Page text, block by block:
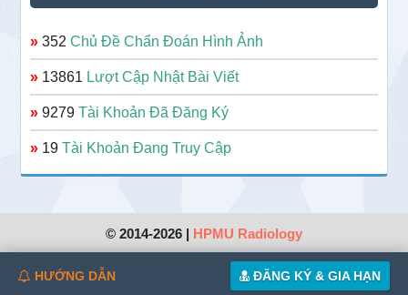
» 352Chủ Đề Chẩn Đoán Hình Ảnh
» 13861 Lượt Cập Nhật Bài Viết
» 9279Tài Khoản Đã Đăng Ký
» 19Tài Khoản Đang Truy Cập
© 2014-2026 | HPMU Radiology
HƯỚNG DẪN ĐĂNG KÝ & GIA HẠN